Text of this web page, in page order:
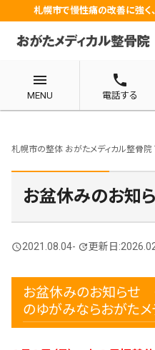
札幌市で慢性痛の改善に強く
menu
MENU
phone
電話する
札幌市の整体 おがたメディカル整骨院
お盆休みのお知
query_builder2021.08.04- update更新日
お盆休みのお知らせ
のゆがみならおがた